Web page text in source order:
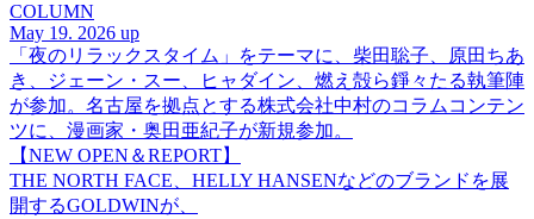
COLUMN
May 19. 2026 up
「夜のリラックスタイム」をテーマに、柴田聡子、原田ちあ
き、ジェーン・スー、ヒャダイン、燃え殻ら錚々たる執筆陣
が参加。名古屋を拠点とする株式会社中村のコラムコンテン
ツに、漫画家・奥田亜紀子が新規参加。
【NEW OPEN＆REPORT】
THE NORTH FACE、HELLY HANSENなどのブランドを展
開するGOLDWINが、